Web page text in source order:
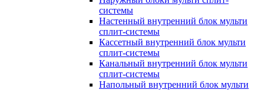
системы
Настенный внутренний блок мульти
сплит-системы
Кассетный внутренний блок мульти
сплит-системы
Канальный внутренний блок мульти
сплит-системы
Напольный внутренний блок мульти